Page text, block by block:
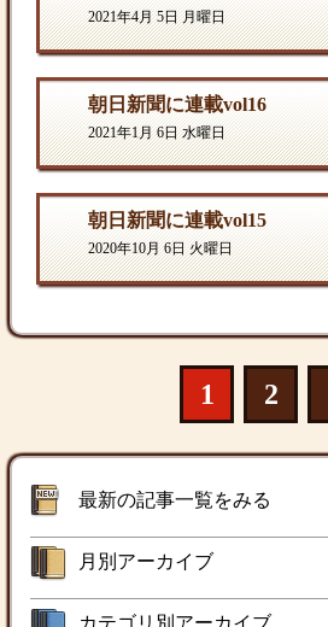
2021年4月 5日 月曜日
朝日新聞に連載vol16
2021年1月 6日 水曜日
朝日新聞に連載vol15
2020年10月 6日 火曜日
1 2
最新の記事一覧をみる
月別アーカイブ
カテゴリ別アーカイブ